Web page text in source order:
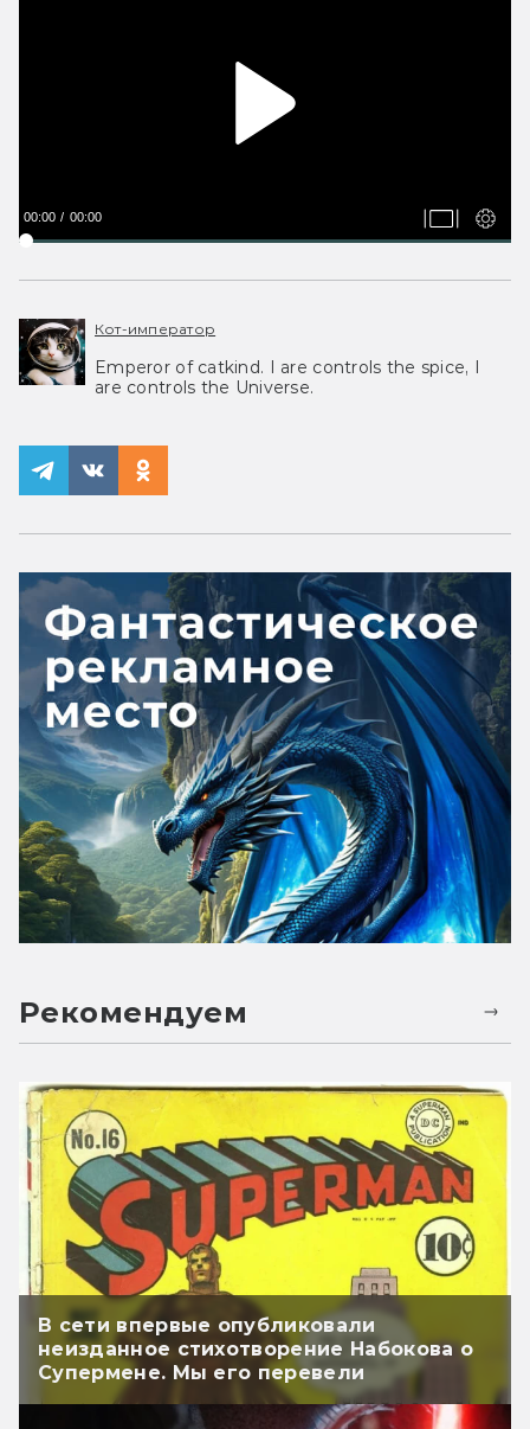
00:00 00:00
Кот-император
Emperor of catkind. I are controls the spice, I
are controls the Universe.
Рекомендуем
В сети впервые опубликовали
неизданное стихотворение Набокова о
Супермене. Мы его перевели